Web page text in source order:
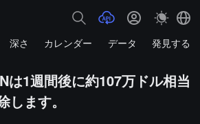
深さ カレンダー データ 発見する
は1週間後に約107万ドル相当
します。